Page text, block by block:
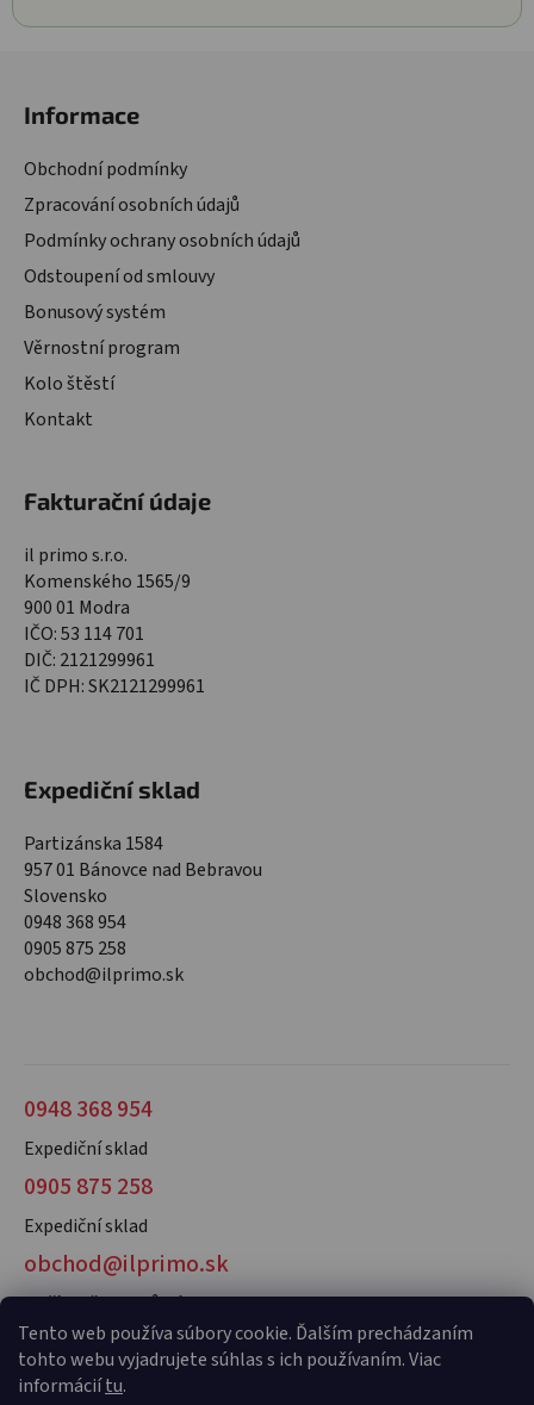
Tento web používa súbory cookie. Ďalším prechádzaním
tohto webu vyjadrujete súhlas s ich používaním. Viac
informáciítu.
Informace
Obchodní podmínky
Zpracování osobních údajů
Podmínky ochrany osobních údajů
Odstoupení od smlouvy
Bonusový systém
Věrnostní program
Kolo štěstí
Kontakt
Fakturační údaje
il primo s.r.o.
Komenského 1565/9
900 01 Modra
IČO: 53 114 701
DIČ: 2121299961
IČ DPH: SK2121299961
Expediční sklad
Partizánska 1584
957 01 Bánovce nad Bebravou
Slovensko
0948 368 954
0905 875 258
obchod@ilprimo.sk
0948 368 954
Expediční sklad
0905 875 258
Expediční sklad
obchod@ilprimo.sk
V případě dotazů nás kontaktujte